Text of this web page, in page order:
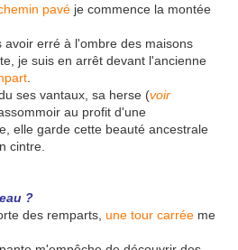
pavé je commence la montée
avoir erré à l'ombre des maisons
je suis en arrêt devant l'ancienne
ses vantaux, sa herse (voir
au profit d'une
elle garde cette beauté ancestrale
cintre.
?
des remparts, une tour carrée me